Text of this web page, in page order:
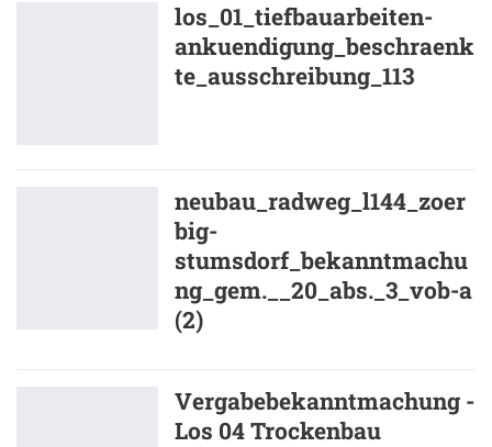
los_01_tiefbauarbeiten-
ankuendigung_beschraenk
te_ausschreibung_113
neubau_radweg_l144_zoer
big-
stumsdorf_bekanntmachu
ng_gem.__20_abs._3_vob-a
(2)
Vergabebekanntmachung -
Los 04 Trockenbau